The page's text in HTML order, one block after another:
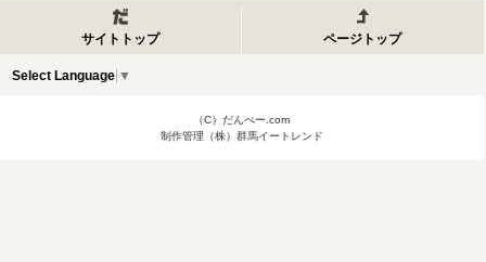
サイトトップ ページトップ
Select Language ▼
（C）だんべー.com
制作管理（株）群馬イートレンド